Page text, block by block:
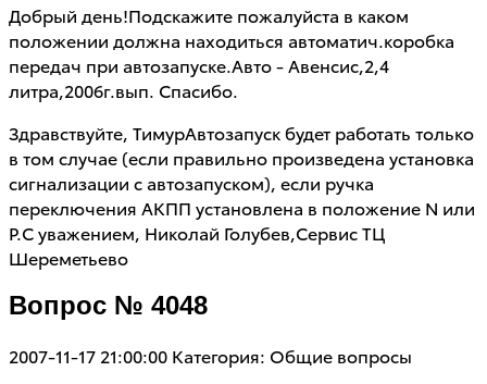
Добрый день!Подскажите пожалуйста в каком
положении должна находиться автоматич.коробка
передач при автозапуске.Авто - Авенсис,2,4
литра,2006г.вып. Спасибо.
Здравствуйте, ТимурАвтозапуск будет работать только
в том случае (если правильно произведена установка
сигнализации с автозапуском), если ручка
переключения АКПП установлена в положение N или
P.С уважением, Николай Голубев,Сервис ТЦ
Шереметьево
Вопрос № 4048
2007-11-17 21:00:00 Категория: Общие вопросы